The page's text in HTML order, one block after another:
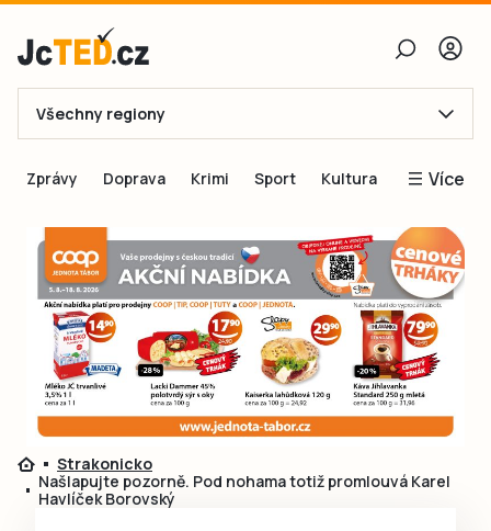
E-mail
Obnovit heslo
Přihlásit se
Přihlásit se přes Facebook
Ještě nemám účet, chci seRegistrovat
Všechny regiony
Zprávy Doprava Krimi Sport Kultura Více
Inspirace
Čtenáři píší
Speciální přílohy
Inzerce
Strakonicko
Našlapujte pozorně. Pod nohama totiž promlouvá Karel
Havlíček Borovský